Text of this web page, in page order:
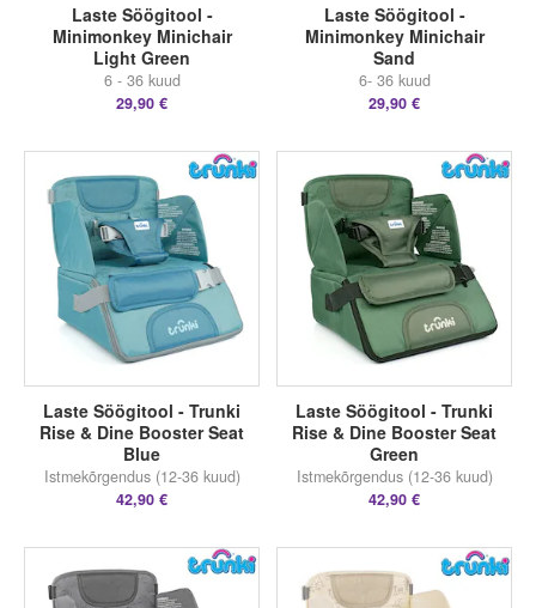
Laste Söögitool -
Minimonkey Minichair
Light Green
6 - 36 kuud
29,90 €
Laste Söögitool -
Minimonkey Minichair
Sand
6- 36 kuud
29,90 €
Laste Söögitool - Trunki
Rise & Dine Booster Seat
Blue
Istmekõrgendus (12-36 kuud)
42,90 €
Laste Söögitool - Trunki
Rise & Dine Booster Seat
Green
Istmekõrgendus (12-36 kuud)
42,90 €